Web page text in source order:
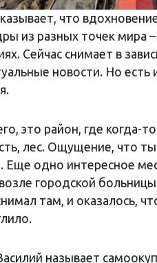
что
из разных точек мира
Сейчас снимает в
новости. Но
это район, где когда-
лес. Ощущение, что
Еще одно интересное
городской
там, и оказалось,
называет